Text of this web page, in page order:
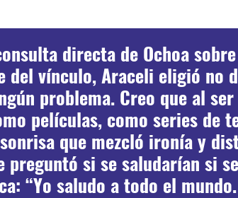
directa de Ochoa
del vínculo, Araceli eligió no
problema. Creo que al
películas, como series de
que mezcló ironía y
preguntó si se saludarían si
“Yo saludo a todo el